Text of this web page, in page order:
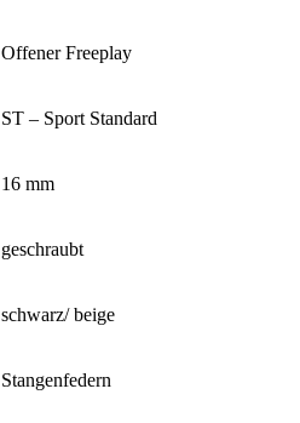
Offener Freeplay
ST – Sport Standard
16 mm
geschraubt
schwarz/ beige
Stangenfedern